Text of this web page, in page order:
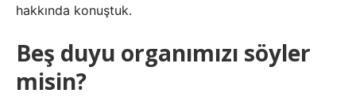
hakkında konuştuk.
Beş duyu organımızı söyler
misin?